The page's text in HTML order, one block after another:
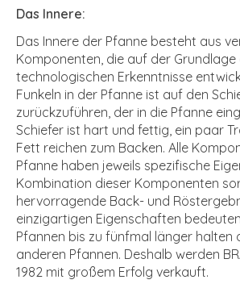
Das Innere:
Das Innere der Pfanne besteht aus
Komponenten, die auf der Grundlage
technologischen Erkenntnisse
Funkeln in der Pfanne ist auf den
zurückzuführen, der in die Pfanne
Schiefer ist hart und fettig, ein paar
Fett reichen zum Backen. Alle
Pfanne haben jeweils spezifische
Kombination dieser Komponenten
hervorragende Back- und
einzigartigen Eigenschaften
Pfannen bis zu fünfmal länger halten
anderen Pfannen. Deshalb werden
1982 mit großem Erfolg verkauft.